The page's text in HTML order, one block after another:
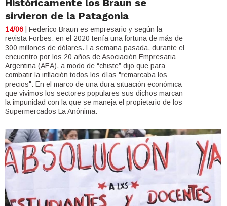
sirvieron de la Patagonia
14/06 | Federico Braun es empresario y según la
revista Forbes, en el 2020 tenía una fortuna de más de
300 millones de dólares. La semana pasada, durante el
encuentro por los 20 años de Asociación Empresaria
Argentina (AEA), a modo de “chiste” dijo que para
combatir la inflación todos los días "remarcaba los
precios". En el marco de una dura situación económica
que vivimos los sectores populares sus dichos marcan
la impunidad con la que se maneja el propietario de los
Supermercados La Anónima.